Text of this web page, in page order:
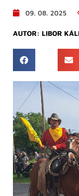
09. 08. 2025
AUTOR: LIBOR